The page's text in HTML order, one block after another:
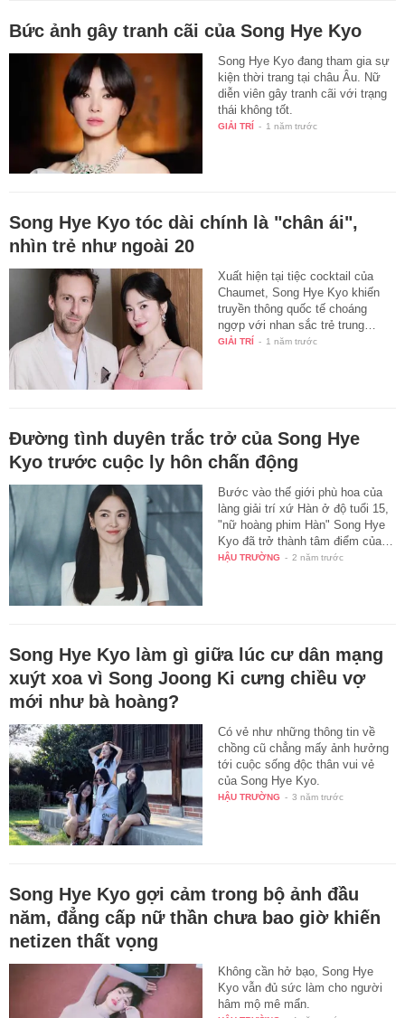
Bức ảnh gây tranh cãi của Song Hye Kyo
Song Hye Kyo đang tham gia sự
kiện thời trang tại châu Âu. Nữ
diễn viên gây tranh cãi với trạng
thái không tốt.
GIẢI TRÍ - 1 năm trước
Song Hye Kyo tóc dài chính là "chân ái",
nhìn trẻ như ngoài 20
Xuất hiện tại tiệc cocktail của
Chaumet, Song Hye Kyo khiến
truyền thông quốc tế choáng
ngợp với nhan sắc trẻ trung…
GIẢI TRÍ - 1 năm trước
Đường tình duyên trắc trở của Song Hye
Kyo trước cuộc ly hôn chấn động
Bước vào thế giới phù hoa của
làng giải trí xứ Hàn ở độ tuổi 15,
"nữ hoàng phim Hàn" Song Hye
Kyo đã trở thành tâm điểm của…
HẬU TRƯỜNG - 2 năm trước
Song Hye Kyo làm gì giữa lúc cư dân mạng
xuýt xoa vì Song Joong Ki cưng chiều vợ
mới như bà hoàng?
Có vẻ như những thông tin về
chồng cũ chẳng mấy ảnh hưởng
tới cuộc sống độc thân vui vẻ
của Song Hye Kyo.
HẬU TRƯỜNG - 3 năm trước
Song Hye Kyo gợi cảm trong bộ ảnh đầu
năm, đẳng cấp nữ thần chưa bao giờ khiến
netizen thất vọng
Không cần hở bạo, Song Hye
Kyo vẫn đủ sức làm cho người
hâm mộ mê mẩn.